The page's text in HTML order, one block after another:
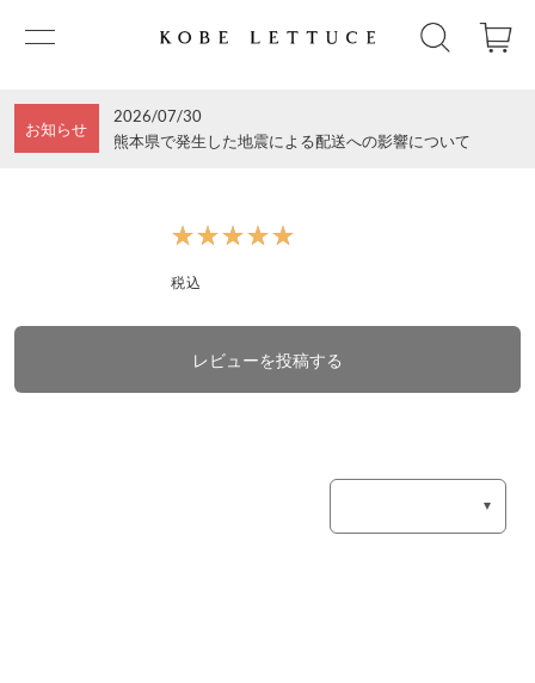
お知らせ
2026/07/30
熊本県で発生した地震による配送への影響について
★★★★★
★★★★★
税込
レビューを投稿する